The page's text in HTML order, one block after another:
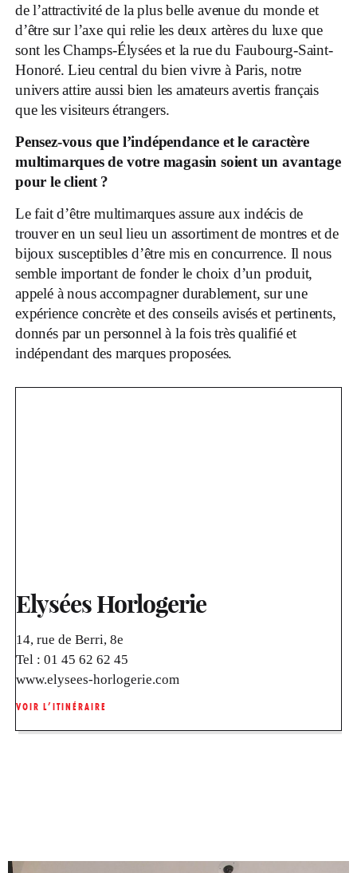
de l’attractivité de la plus belle avenue du monde et
d’être sur l’axe qui relie les deux artères du luxe que
sont les Champs-Élysées et la rue du Faubourg-Saint-
Honoré. Lieu central du bien vivre à Paris, notre
univers attire aussi bien les amateurs avertis français
que les visiteurs étrangers.
Pensez-vous que l’indépendance et le caractère
multimarques de votre magasin soient un avantage
pour le client ?
Le fait d’être multimarques assure aux indécis de
trouver en un seul lieu un assortiment de montres et de
bijoux susceptibles d’être mis en concurrence. Il nous
semble important de fonder le choix d’un produit,
appelé à nous accompagner durablement, sur une
expérience concrète et des conseils avisés et pertinents,
donnés par un personnel à la fois très qualifié et
indépendant des marques proposées.
Elysées Horlogerie
14, rue de Berri, 8e
Tel : 01 45 62 62 45
www.elysees-horlogerie.com
VOIR L’ITINÉRAIRE